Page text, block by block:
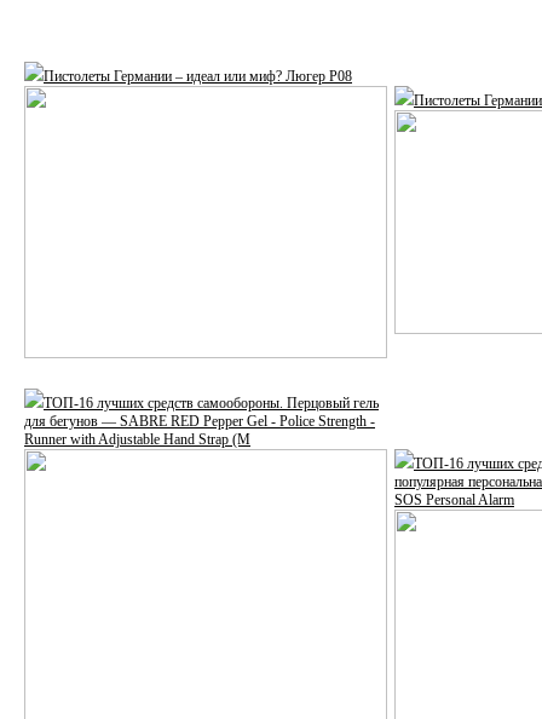
Пистолеты Германии – идеал или миф? Люгер Р08
Пистолеты
ТОП-16 лучших средств самообороны. Перцовый гель
для бегунов — SABRE RED Pepper Gel - Police Strength -
Runner with Adjustable Hand Strap (M
ТОП-16 лучших
популярная
SOS Personal Alarm